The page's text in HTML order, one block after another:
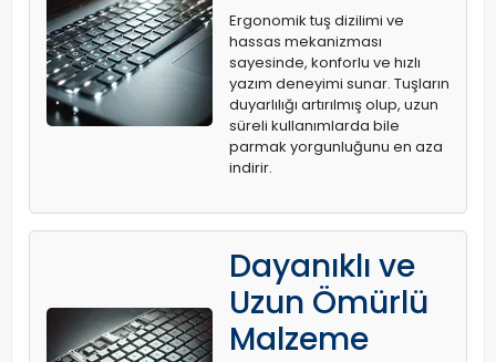
Ergonomik tuş dizilimi ve
hassas mekanizması
sayesinde, konforlu ve hızlı
yazım deneyimi sunar. Tuşların
duyarlılığı artırılmış olup, uzun
süreli kullanımlarda bile
parmak yorgunluğunu en aza
indirir.
Dayanıklı ve
Uzun Ömürlü
Malzeme